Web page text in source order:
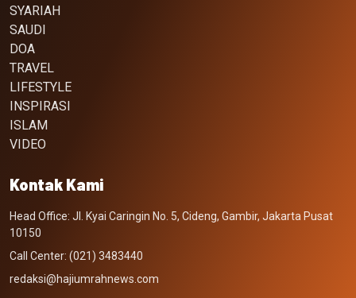
SYARIAH
SAUDI
DOA
TRAVEL
LIFESTYLE
INSPIRASI
ISLAM
VIDEO
Kontak Kami
Head Office: Jl. Kyai Caringin No. 5, Cideng, Gambir, Jakarta Pusat
10150
Call Center: (021) 3483440
redaksi@hajiumrahnews.com